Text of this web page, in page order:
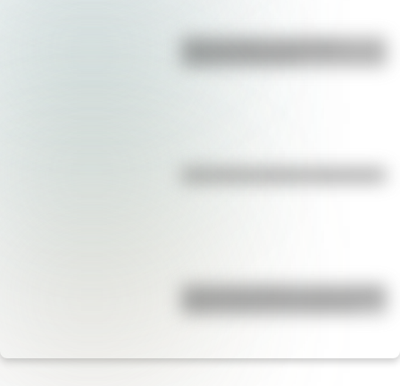
Duda resuelta: ¿es el Truco
José de San Martín: conocé dónde